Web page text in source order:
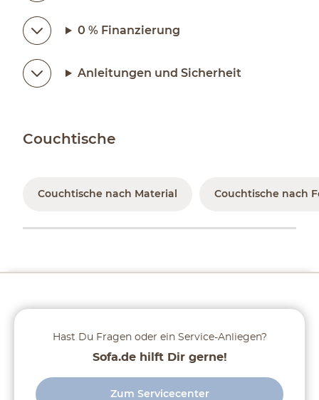
0 % Finanzierung
Anleitungen und Sicherheit
Couchtische
Couchtische nach Material Couchtische nach
Hast Du Fragen oder ein Service-Anliegen?
Sofa.de hilft Dir gerne!
Zum Servicecenter